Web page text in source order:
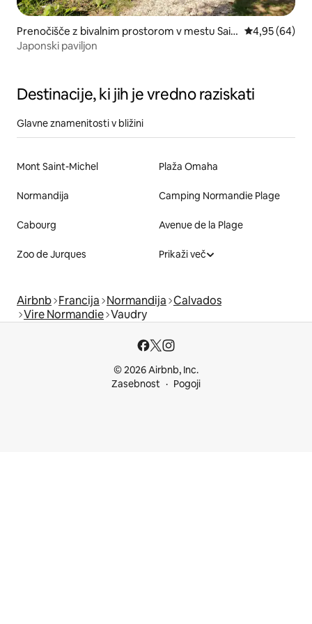
Prenočišče z bivalnim prostorom v mestu Sain
te-Honorine-la-Chardonne
Povprečna
4,95 (64)
Japonski paviljon
Destinacije, ki jih je vredno raziskati
Glavne znamenitosti v bližini
Mont Saint-Michel Plaža Omaha
Normandija Camping Normandie Plage
Cabourg Avenue de la Plage
Zoo de Jurques Prikaži več
Airbnb Francija Normandija Calvados
Vire Normandie Vaudry
© 2026 Airbnb, Inc.
Zasebnost
Pogoji